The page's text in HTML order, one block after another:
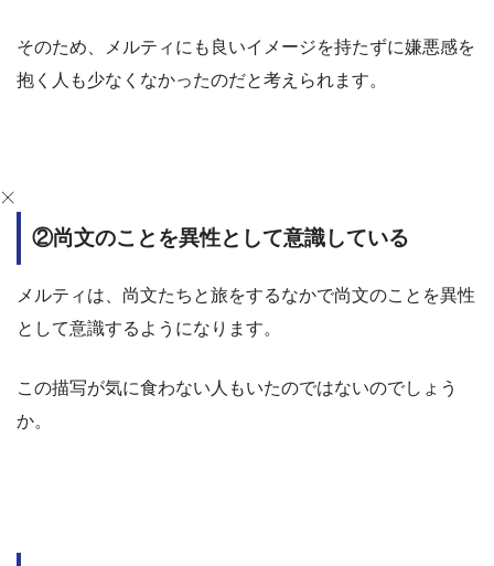
そのため、メルティにも良いイメージを持たずに嫌悪感を
抱く人も少なくなかったのだと考えられます。
②尚文のことを異性として意識している
メルティは、尚文たちと旅をするなかで尚文のことを異性
として意識するようになります。
この描写が気に食わない人もいたのではないのでしょう
か。